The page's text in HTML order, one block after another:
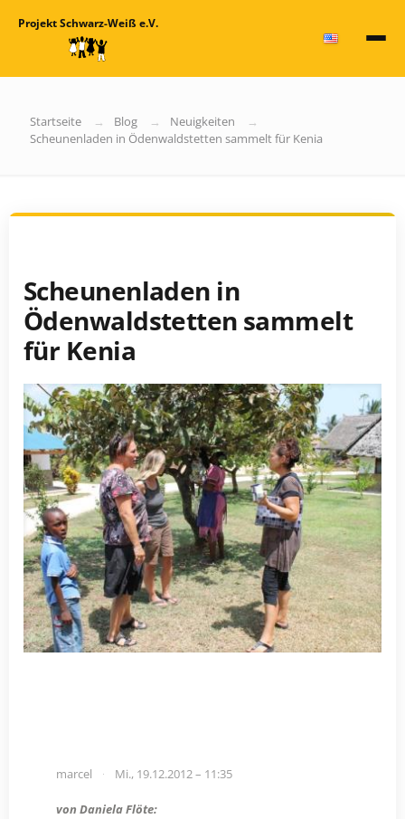
Projekt Schwarz-Weiß e.V.
Startseite Blog
Neuigkeiten
Scheunenladen in Ödenwaldstetten sammelt für Kenia
Scheunenladen in
Ödenwaldstetten sammelt
für Kenia
marcel Mi., 19.12.2012 – 11:35
von Daniela Flöte: